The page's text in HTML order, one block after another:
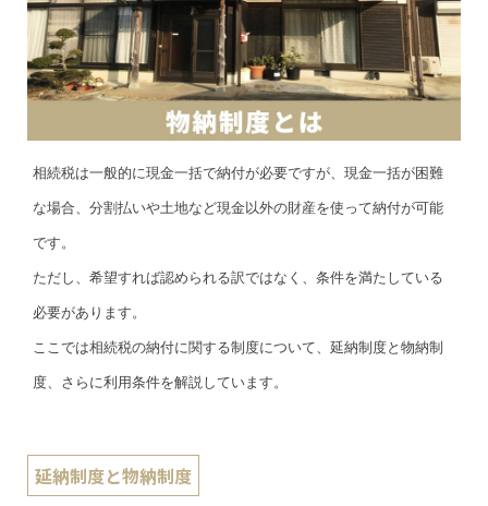
相続税は一般的に現金一括で納付が必要ですが、現金一括が困難
な場合、分割払いや土地など現金以外の財産を使って納付が可能
です。
ただし、希望すれば認められる訳ではなく、条件を満たしている
必要があります。
ここでは相続税の納付に関する制度について、延納制度と物納制
度、さらに利用条件を解説しています。
延納制度と物納制度